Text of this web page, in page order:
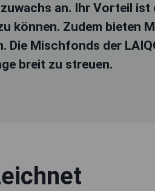
an. Ihr Vorteil ist
können. Zudem bieten
Mischfonds der
breit zu streuen.